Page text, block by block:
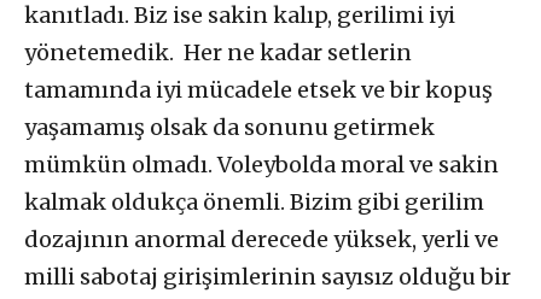
kanıtladı. Biz ise sakin kalıp, gerilimi iyi
yönetemedik. Her ne kadar setlerin
tamamında iyi mücadele etsek ve bir kopuş
yaşamamış olsak da sonunu getirmek
mümkün olmadı. Voleybolda moral ve sakin
kalmak oldukça önemli. Bizim gibi gerilim
dozajının anormal derecede yüksek, yerli ve
milli sabotaj girişimlerinin sayısız olduğu bir